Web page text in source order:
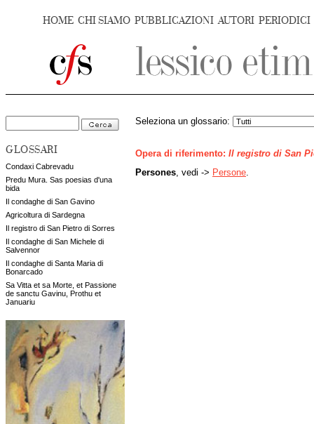
HOME CHI SIAMO PUBBLICAZIONI AUTORI PERIODICI
GLOSSARI
Condaxi Cabrevadu
Predu Mura. Sas poesias d'una
bida
Il condaghe di San Gavino
Agricoltura di Sardegna
Il registro di San Pietro di Sorres
Il condaghe di San Michele di
Salvennor
Il condaghe di Santa Maria di
Bonarcado
Sa Vitta et sa Morte, et Passione
de sanctu Gavinu, Prothu et
Januariu
Seleziona un glossario:
Opera di riferimento: Il registro di San
Persones , vedi -> Persone